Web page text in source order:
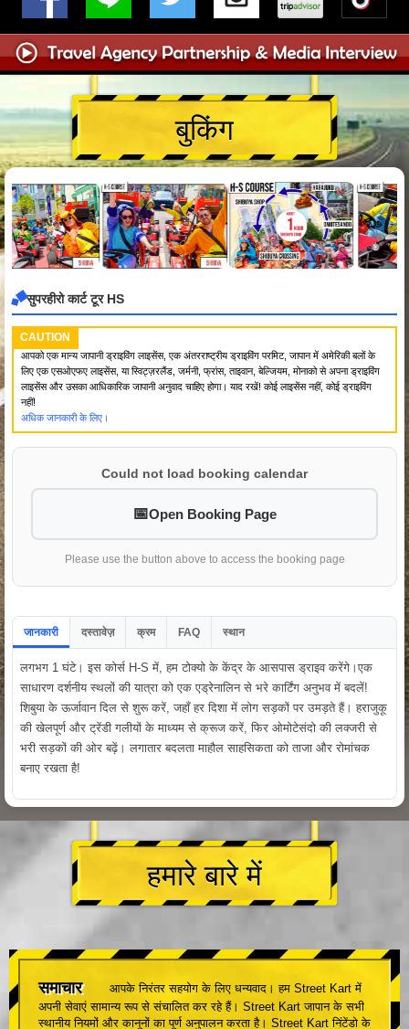
बुकिंग
सुपरहीरो कार्ट टूर HS
CAUTION
आपको एक मान्य जापानी ड्राइविंग लाइसेंस, एक अंतरराष्ट्रीय ड्राइविंग परमिट, जापान में अमेरिकी बलों के
लिए एक एसओएफए लाइसेंस, या स्विट्ज़रलैंड, जर्मनी, फ्रांस, ताइवान, बेल्जियम, मोनाको से अपना ड्राइविंग
लाइसेंस और उसका आधिकारिक जापानी अनुवाद चाहिए होगा। याद रखें! कोई लाइसेंस नहीं, कोई ड्राइविंग
नहीं!
अधिक जानकारी के लिए।
Could not load booking calendar
Open Booking Page
Please use the button above to access the booking page
जानकारी दस्तावेज़ क्रम FAQ स्थान
लगभग 1 घंटे। इस कोर्स H-S में, हम टोक्यो के केंद्र के आसपास ड्राइव करेंगे।एक
साधारण दर्शनीय स्थलों की यात्रा को एक एड्रेनालिन से भरे कार्टिंग अनुभव में बदलें!
शिबुया के ऊर्जावान दिल से शुरू करें, जहाँ हर दिशा में लोग सड़कों पर उमड़ते हैं। हराजुकू
की खेलपूर्ण और ट्रेंडी गलीयों के माध्यम से क्रूज करें, फिर ओमोटेसंदो की लक्जरी से
भरी सड़कों की ओर बढ़ें। लगातार बदलता माहौल साहसिकता को ताजा और रोमांचक
बनाए रखता है!
हमारे बारे में
समाचार
आपके निरंतर सहयोग के लिए धन्यवाद। हम Street Kart में
अपनी सेवाएं सामान्य रूप से संचालित कर रहे हैं। Street Kart जापान के सभी
स्थानीय नियमों और कानूनों का पूर्ण अनुपालन करता है। Street Kart निंटेंडो के